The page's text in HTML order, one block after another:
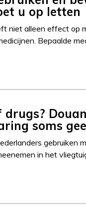
u op letten
niet alleen effect op
Bepaalde
drugs?
soms
gebruiken
in het